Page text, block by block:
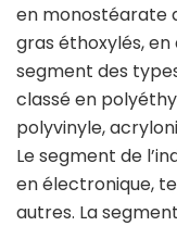
en monostéarate
gras éthoxylés,
segment des
classé en
polyvinyle,
Le segment de
en électronique,
autres. La